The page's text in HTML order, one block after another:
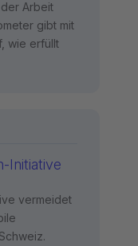
Arbeit
gibt mit
wie erfüllt
Initiative
vermeidet